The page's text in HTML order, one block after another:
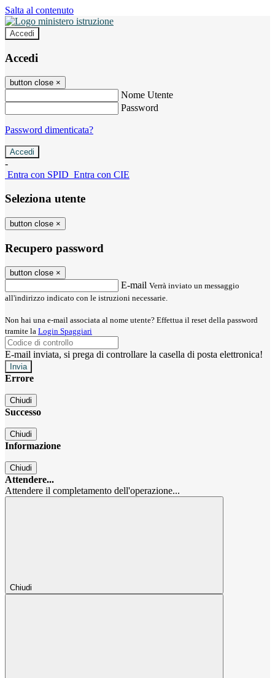
Salta al contenuto
Accedi
Accedi
button close ×
Nome Utente
Password
Password dimenticata?
-
Entra con SPID Entra con CIE
Seleziona utente
button close ×
Recupero password
button close ×
E-mail Verrà inviato un messaggio
all'indirizzo indicato con le istruzioni necessarie.
Non hai una e-mail associata al nome utente? Effettua il reset della password
tramite la Login Spaggiari
E-mail inviata, si prega di controllare la casella di posta elettronica!
Errore
Chiudi
Successo
Chiudi
Informazione
Chiudi
Attendere...
Attendere il completamento dell'operazione...
Chiudi